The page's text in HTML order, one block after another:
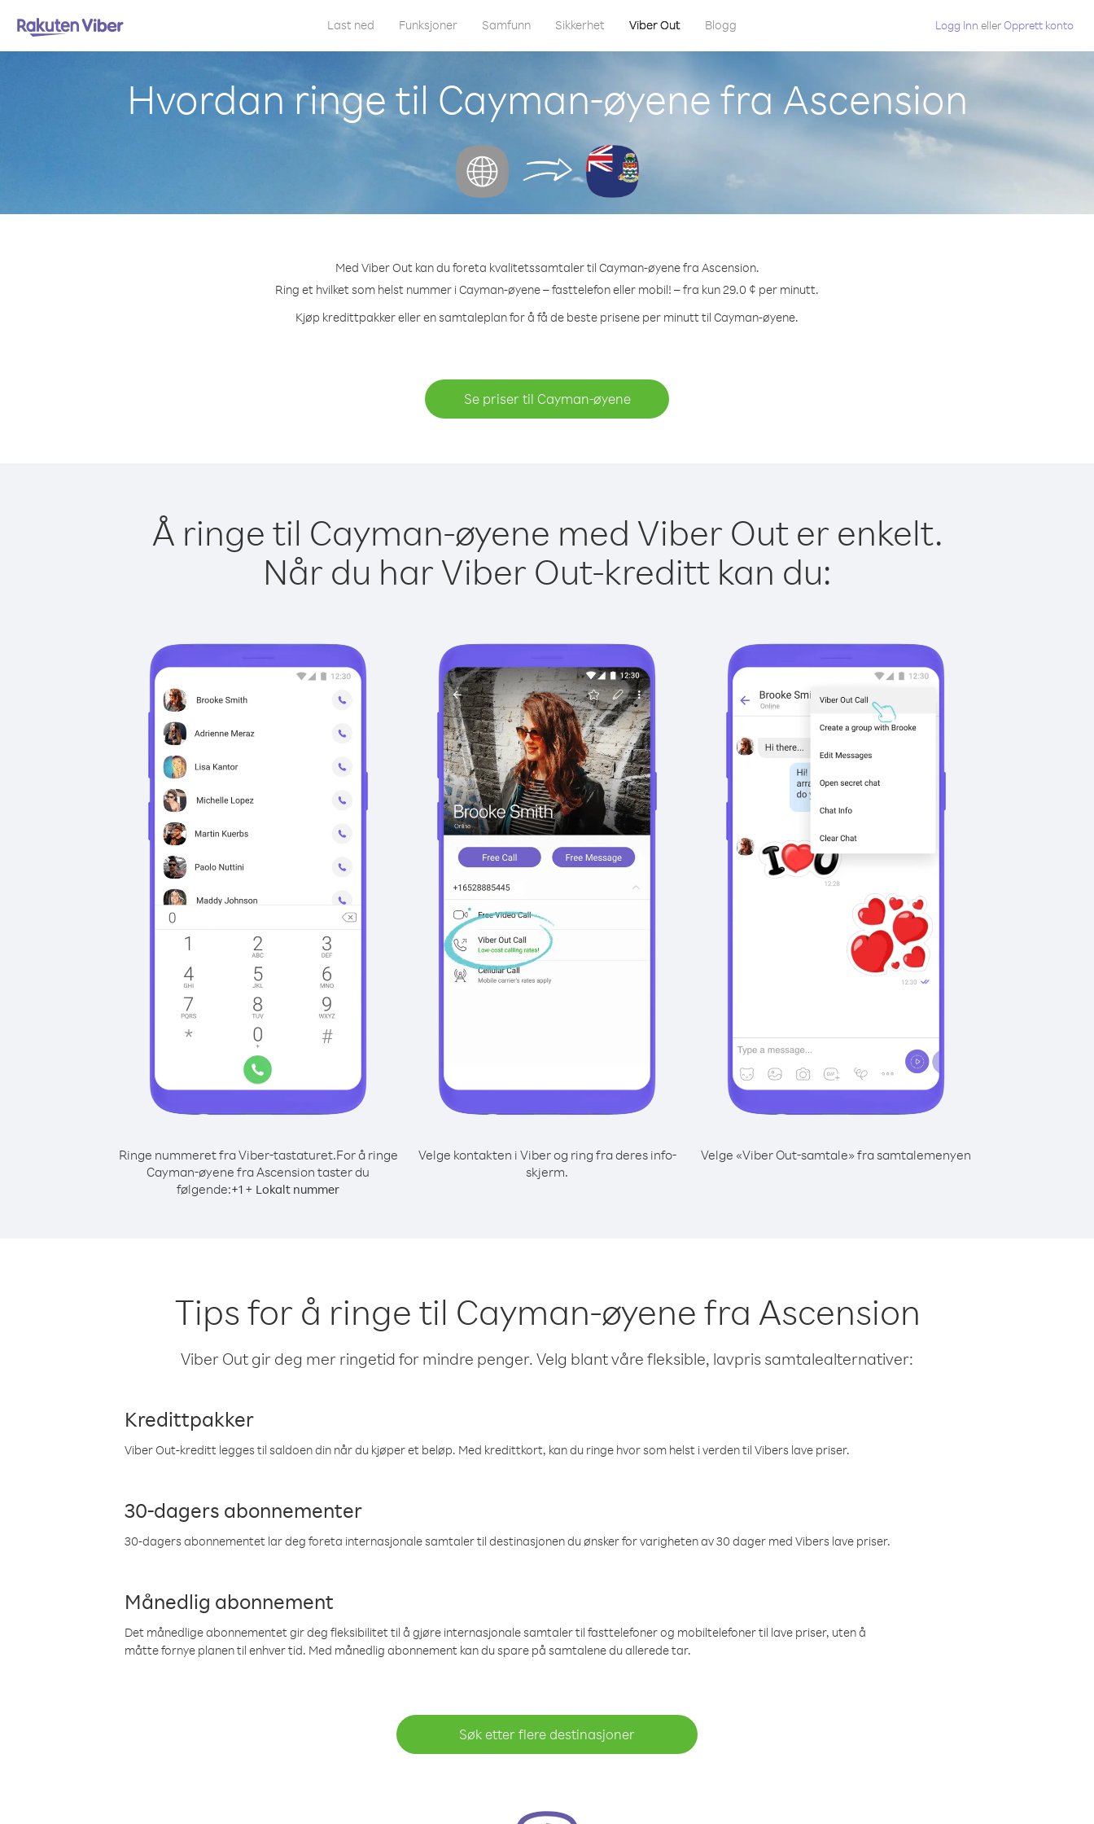
Last ned Funksjoner Samfunn Sikkerhet Viber Out Blogg Logg Inn ellerOpprett konto
Hvordan ringe til Cayman-øyene fra Ascension
Med Viber Out kan du foreta kvalitetssamtaler til Cayman-øyene fra Ascension.
Ring et hvilket som helst nummer i Cayman-øyene – fasttelefon eller mobil! – fra kun 29.0 ¢ per minutt.
Kjøp kredittpakker eller en samtaleplan for å få de beste prisene per minutt til Cayman-øyene.
Se priser til Cayman-øyene
Å ringe til Cayman-øyene med Viber Out er enkelt.
Når du har Viber Out-kreditt kan du:
Ringe nummeret fra Viber-tastaturet.For å ringe
Cayman-øyene fra Ascension taster du
følgende:+1 + Lokalt nummer
Velge kontakten i Viber og ring fra deres info-
skjerm.
Velge «Viber Out-samtale» fra samtalemenyen
Tips for å ringe til Cayman-øyene fra Ascension
Viber Out gir deg mer ringetid for mindre penger. Velg blant våre fleksible, lavpris samtalealternativer:
Kredittpakker
Viber Out-kreditt legges til saldoen din når du kjøper et beløp. Med kredittkort, kan du ringe hvor som helst i verden til Vibers lave priser.
30-dagers abonnementer
30-dagers abonnementet lar deg foreta internasjonale samtaler til destinasjonen du ønsker for varigheten av 30 dager med Vibers lave priser.
Månedlig abonnement
Det månedlige abonnementet gir deg fleksibilitet til å gjøre internasjonale samtaler til fasttelefoner og mobiltelefoner til lave priser, uten å
måtte fornye planen til enhver tid. Med månedlig abonnement kan du spare på samtalene du allerede tar.
Søk etter flere destinasjoner